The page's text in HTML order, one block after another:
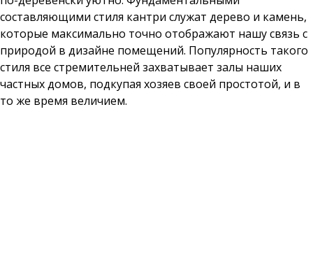
составляющими стиля кантри служат дерево и камень,
которые максимально точно отображают нашу связь с
природой в дизайне помещений. Популярность такого
стиля все стремительней захватывает залы наших
частных домов, подкупая хозяев своей простотой, и в
то же время величием.